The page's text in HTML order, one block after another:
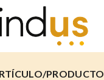
PRODUCTO